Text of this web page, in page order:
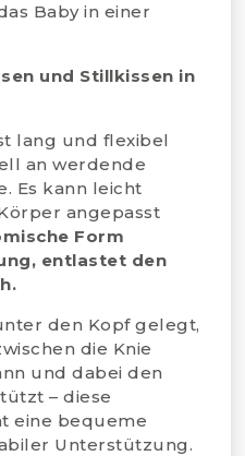
Baby in einer
und Stillkissen in
lang und flexibel
an werdende
Es kann leicht
angepasst
Form
entlastet den
den Kopf gelegt,
die Knie
und dabei den
– diese
eine bequeme
Unterstützung.